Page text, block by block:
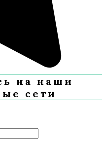
на наши
сети